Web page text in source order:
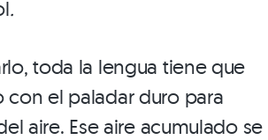
.
toda la lengua tiene que
con el paladar duro para
aire. Ese aire acumulado se